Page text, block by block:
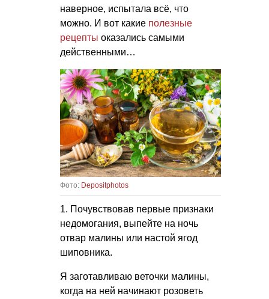
наверное, испытала всё, что
можно. И вот какие полезные
рецепты оказались самыми
действенными…
Фото: Depositphotos
1. Почувствовав первые признаки
недомогания, выпейте на ночь
отвар малины или настой ягод
шиповника.
Я заготавливаю веточки малины,
когда на ней начинают розоветь